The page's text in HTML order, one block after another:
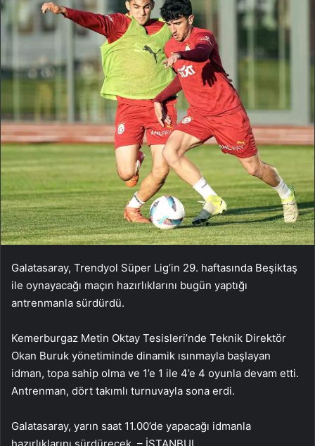
Galatasaray, Trendyol Süper Lig’in 29. haftasında Beşiktaş
ile oynayacağı maçın hazırlıklarını bugün yaptığı
antrenmanla sürdürdü.
Kemerburgaz Metin Oktay Tesisleri’nde Teknik Direktör
Okan Buruk yönetiminde dinamik ısınmayla başlayan
idman, topa sahip olma ve 1’e 1 ile 4’e 4 oyunla devam etti.
Antrenman, dört takımlı turnuvayla sona erdi.
Galatasaray, yarın saat 11.00’de yapacağı idmanla